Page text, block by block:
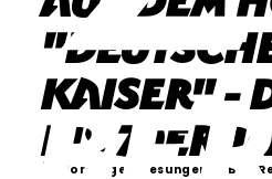
Kaiser" -
bis 70er
Vorträge & Lesungen
Bad